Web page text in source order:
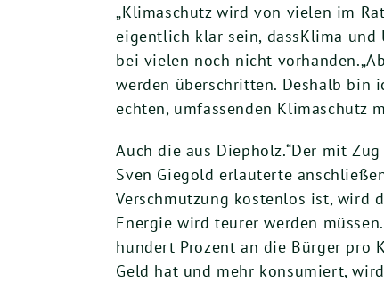
„Klimaschutz wird von vielen im
eigentlich klar sein, dassKlima und
bei vielen noch nicht
werden überschritten. Deshalb bin
echten, umfassenden Klimaschutz
Auch die aus Diepholz.“Der mit
Sven Giegold erläuterte
Verschmutzung kostenlos ist, wird
Energie wird teurer werden
hundert Prozent an die Bürger pro
Geld hat und mehr konsumiert,